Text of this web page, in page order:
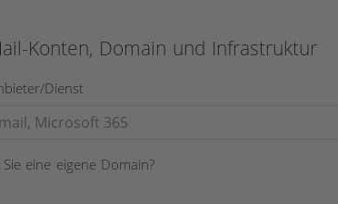
Konten, Domain und Infrastruktur
Dienst
eine eigene Domain?